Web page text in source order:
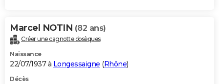
Marcel NOTIN (82 ans)
Créer une cagnotte obsèques
Naissance
22/07/1937 à Longessaigne (Rhône)
Décès